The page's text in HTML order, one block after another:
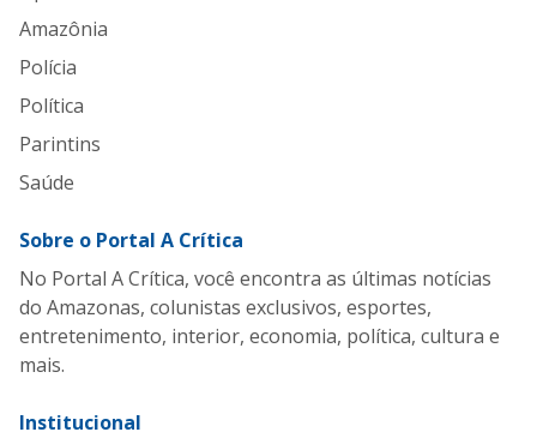
Amazônia
Polícia
Política
Parintins
Saúde
Sobre o Portal A Crítica
No Portal A Crítica, você encontra as últimas notícias
do Amazonas, colunistas exclusivos, esportes,
entretenimento, interior, economia, política, cultura e
mais.
Institucional